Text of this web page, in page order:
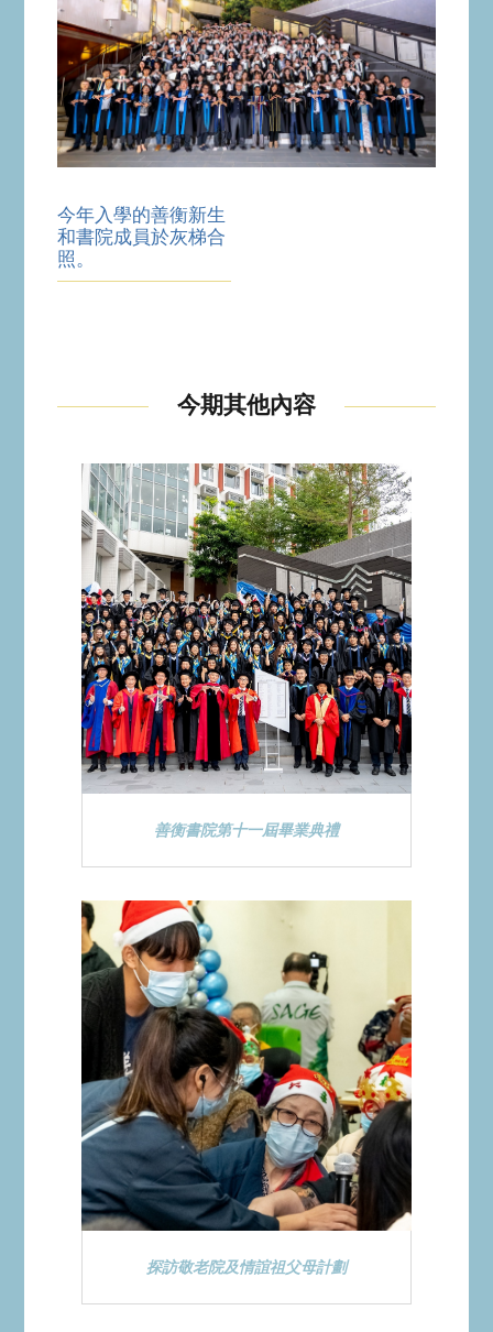
今年入學的善衡新生
和書院成員於灰梯合
照。
今期其他內容
善衡書院第十一屆畢業典禮
探訪敬老院及情誼祖父母計劃